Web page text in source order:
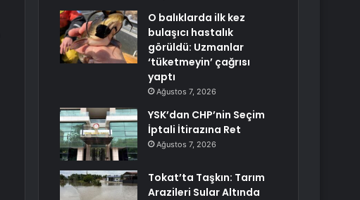
O balıklarda ilk kez
bulaşıcı hastalık
görüldü: Uzmanlar
‘tüketmeyin’ çağrısı
yaptı
Ağustos 7, 2026
YSK’dan CHP’nin Seçim
İptali İtirazına Ret
Ağustos 7, 2026
Tokat’ta Taşkın: Tarım
Arazileri Sular Altında